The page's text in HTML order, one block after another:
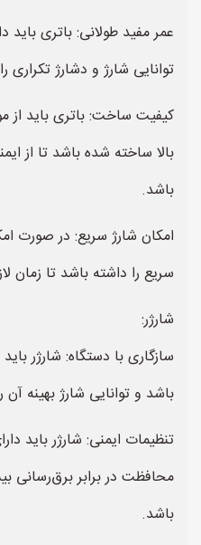
عمر مفید طولانی: باتری باید
توانایی شارژ و دشارژ تکراری
کیفیت ساخت: باتری باید از
بالا ساخته شده باشد تا از
باشد.
امکان شارژ سریع: در صورت
سریع را داشته باشد تا زمان
شارژر:
سازگاری با دستگاه: شارژر
باشد و توانایی شارژ بهینه آن
تنظیمات ایمنی: شارژر باید
محافظت در برابر برق‌رسانی
باشد.